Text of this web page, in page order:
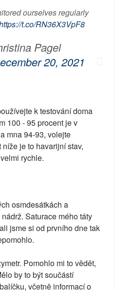
ourselves regularly
t.co/RN36X3VpF8
Pagel
20, 2021
k testování doma
100 - 95 procent je v
mna 94-93, volejte
je to havarijní stav,
rychle.
osmdesátkách a
Saturace mého táty
jsme si od prvního dne tak
Pomohlo mi to vědět,
by to být součástí
včetně informací o